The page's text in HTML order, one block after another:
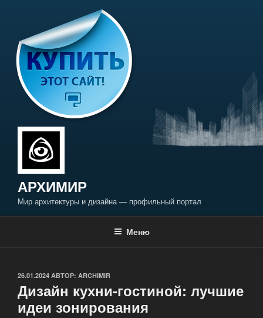
содержимому
АРХИМИР
Мир архитектуры и дизайна — профильный портал
Меню
ОПУБЛИКОВАНО
26.01.2024 АВТОР: ARCHIMIR
Дизайн кухни-гостиной: лучшие
идеи зонирования